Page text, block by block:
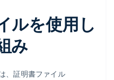
ルを使用し
み
、証明書ファイル